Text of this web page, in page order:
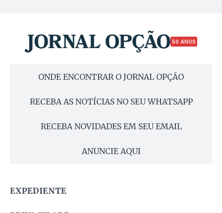
50 ANOS
ONDE ENCONTRAR O JORNAL OPÇÃO
RECEBA AS NOTÍCIAS NO SEU WHATSAPP
RECEBA NOVIDADES EM SEU EMAIL
ANUNCIE AQUI
EXPEDIENTE